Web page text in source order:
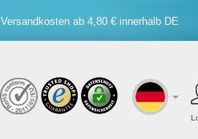
Versandkosten ab 4,80 € innerhalb DE